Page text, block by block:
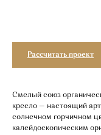
Рассчитать проект
Смелый союз
кресло — настоящий
солнечном горчичном
калейдоскопическим